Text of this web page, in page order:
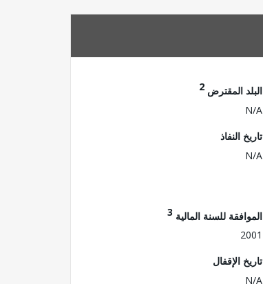
البلد المقترض 2
N/A
تاريخ النفاذ
N/A
الموافقة للسنة المالية 3
2001
تاريخ الإقفال
N/A